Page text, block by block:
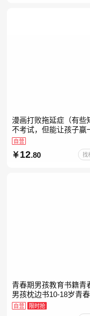
漫画打败拖延症（有些
不考试，但能让孩子赢
子。减少压力、增强自
把握机遇、培养自律，
“小行动”触发大脑行动
自营
12.80 找
青春期男孩教育书籍青
男孩枕边书10-18岁青
男孩成长手册男生叛逆
暴力家庭教育父母心理
自营 限时抢